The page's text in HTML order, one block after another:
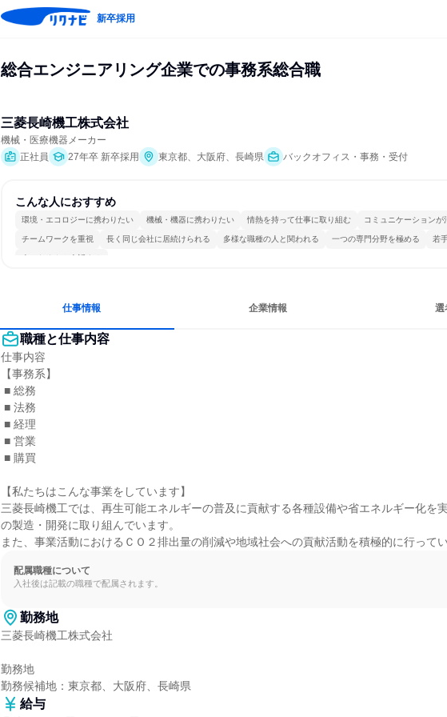
新卒採用
総合エンジニアリング企業での事務系総合職
三菱長崎機工株式会社
機械・医療機器メーカー
正社員
27年卒 新卒採用 東京都、大阪府、長崎県 バックオフィス・事務・受付
こんな人におすすめ
環境・エコロジーに携わりたい 機械・機器に携わりたい 情熱を持って仕事に取り組む コミュニケーションが
チームワークを重視 長く同じ会社に居続けられる 多様な職種の人と関われる 一つの専門分野を極める 若
人とたくさん会話する
仕事情報 企業情報 選
職種と仕事内容
仕事内容
【事務系】
【私たちはこんな事業をしています】
三菱長崎機工では、再生可能エネルギーの普及に貢献する各種設備や省エネルギー化を
の製造・開発に取り組んでいます。
また、事業活動におけるＣＯ２排出量の削減や地域社会への貢献活動を積極的に行ってい
配属職種について
入社後は記載の職種で配属されます。
勤務地
三菱長崎機工株式会社
勤務地
勤務候補地：東京都、大阪府、長崎県
給与